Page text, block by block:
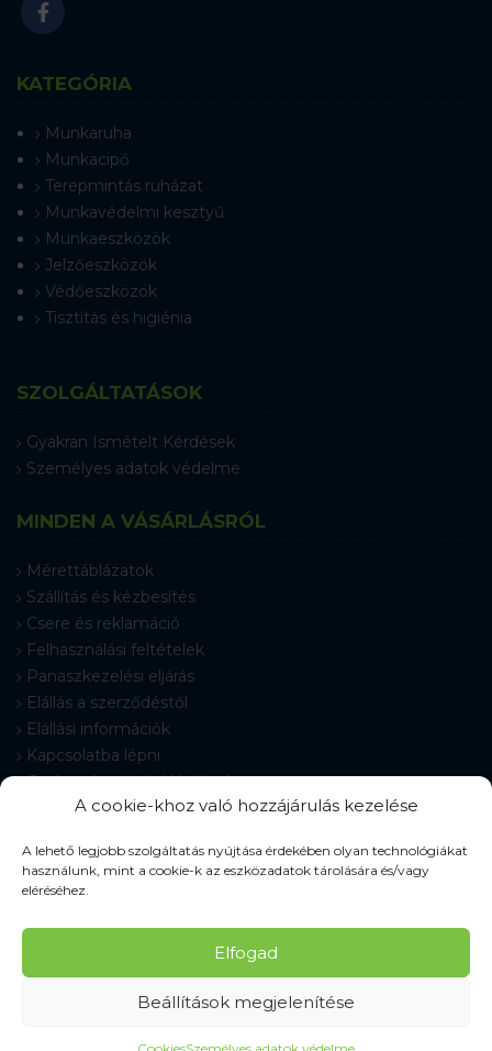
A cookie-khoz való hozzájárulás kezelése
A lehető legjobb szolgáltatás nyújtása érdekében olyan technológiákat
használunk, mint a cookie-k az eszközadatok tárolására és/vagy
eléréséhez.
Elfogad
Beállítások megjelenítése
KATEGÓRIA
Munkaruha
Munkacipő
Terepmintás ruházat
Munkavédelmi kesztyű
Munkaeszközök
Jelzőeszközök
Védőeszközök
Tisztítás és higiénia
SZOLGÁLTATÁSOK
Gyakran Ismételt Kérdések
Személyes adatok védelme
MINDEN A VÁSÁRLÁSRÓL
Mérettáblázatok
Szállítás és kézbesítés
Csere és reklamáció
Felhasználási feltételek
Panaszkezelési eljárás
Elállás a szerződéstől
Elállási információk
Kapcsolatba lépni
Gyakran Ismételt Kérdések
Cookie-beállítások
© 2026 Pracovné odevy ZIKO s. r. o., minden jog fenntartva.